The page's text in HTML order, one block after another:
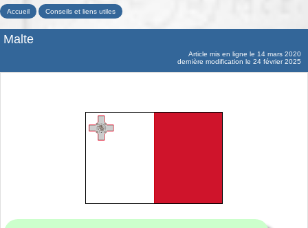
Accueil Conseils et liens utiles
Malte
Article mis en ligne le 14 mars 2020
dernière modification le 24 février 2025